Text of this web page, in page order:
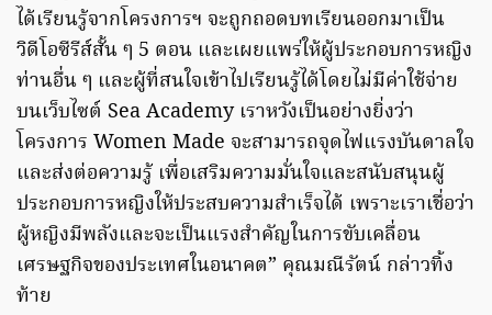
ได้เรียนรู้จากโครงการฯ จะถูกถอดบทเรียนออกมาเป็น
วิดีโอซีรีส์สั้น ๆ 5 ตอน และเผยแพร่ให้ผู้ประกอบการหญิง
ท่านอื่น ๆ และผู้ที่สนใจเข้าไปเรียนรู้ได้โดยไม่มีค่าใช้จ่าย
บนเว็บไซต์ Sea Academy เราหวังเป็นอย่างยิ่งว่า
โครงการ Women Made จะสามารถจุดไฟแรงบันดาลใจ
และส่งต่อความรู้ เพื่อเสริมความมั่นใจและสนับสนุนผู้
ประกอบการหญิงให้ประสบความสำเร็จได้ เพราะเราเชื่อว่า
ผู้หญิงมีพลังและจะเป็นแรงสำคัญในการขับเคลื่อน
เศรษฐกิจของประเทศในอนาคต” คุณมณีรัตน์ กล่าวทิ้ง
ท้าย